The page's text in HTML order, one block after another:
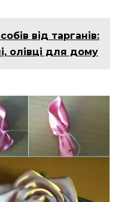
від тарганів:
олівці для дому